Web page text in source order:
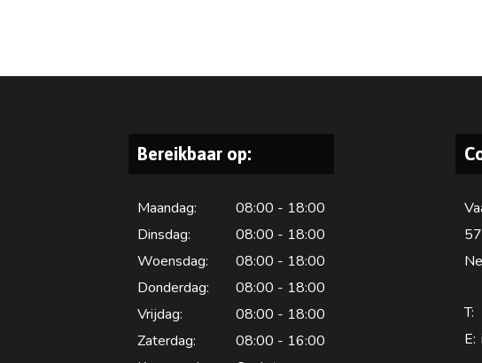
Bereikbaar op:
Maandag:
08:00 - 18:00
Dinsdag:
08:00 - 18:00
Woensdag:
08:00 - 18:00
Donderdag:
08:00 - 18:00
Vrijdag:
08:00 - 18:00
Zaterdag:
08:00 - 16:00
T:
E: